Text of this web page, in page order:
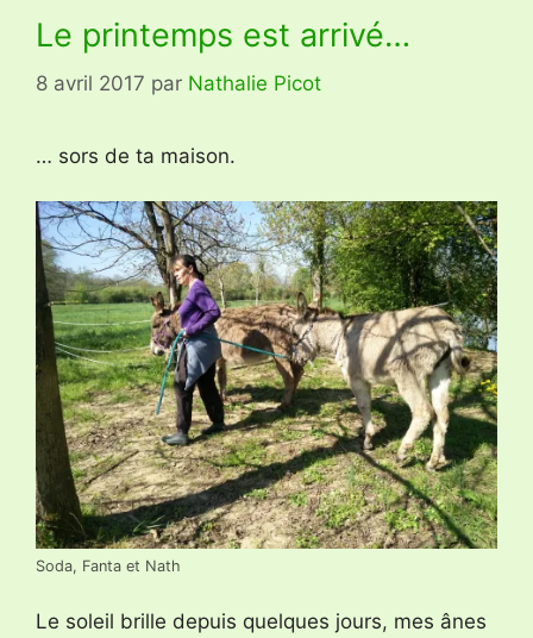
Le printemps est arrivé…
8 avril 2017 par Nathalie Picot
… sors de ta maison.
Soda, Fanta et Nath
Le soleil brille depuis quelques jours, mes ânes